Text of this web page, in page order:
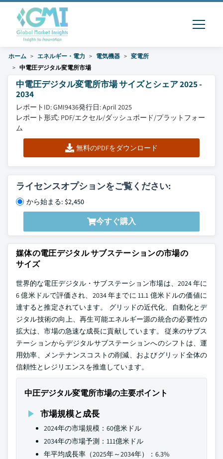
ホーム エネルギー・電力 電気機器
変電所
中電圧デジタル変電所市場
中電圧デジタル変電所市場 サイズとシェア 2025 -
2034
レポートID: GMI9436発行日: April 2025
レポート形式: PDF/エクセル/ダッシュボード/プラットフォー
ム
無料のPDFをダウンロード
ライセンスオプションをご覧ください:
から始まる: $2,450
今すぐ購入
媒体の電圧デジタル サブステーションの市場の
サイズ
世界的な電圧デジタル・サブステーション市場は、2024 年に
6 億米ドルで評価され、2034 年までに 11.1 億米ドルの価値に
達すると推定されています。 グリッドの近代化、自動化とデ
ジタル技術の向上、再生可能エネルギー源の統合の必要性の
拡大は、市場の急速な成長に貢献しています。 従来のサブス
テーションからデジタルサブステーションへのシフトは、運
用効率、メンテナンスコストの削減、およびグリッド全体の
信頼性とレジリエンスを推進しています。
中圧デジタル変電所市場の主要ポイント
市場規模と成長
2024年の市場規模：60億米ドル
2034年の市場予測：111億米ドル
年平均成長率（2025年～2034年）：6.3%